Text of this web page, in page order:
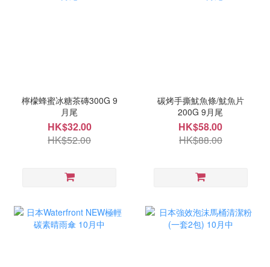
檸檬蜂蜜冰糖茶磚300G 9
月尾
HK$32.00
HK$52.00
碳烤手撕魷魚條/魷魚片
200G 9月尾
HK$58.00
HK$88.00